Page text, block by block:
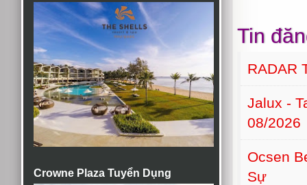
Crowne Plaza Tuyển Dụng
Tin
RADAR
Jalux -
08/2026
Ocsen
Sự